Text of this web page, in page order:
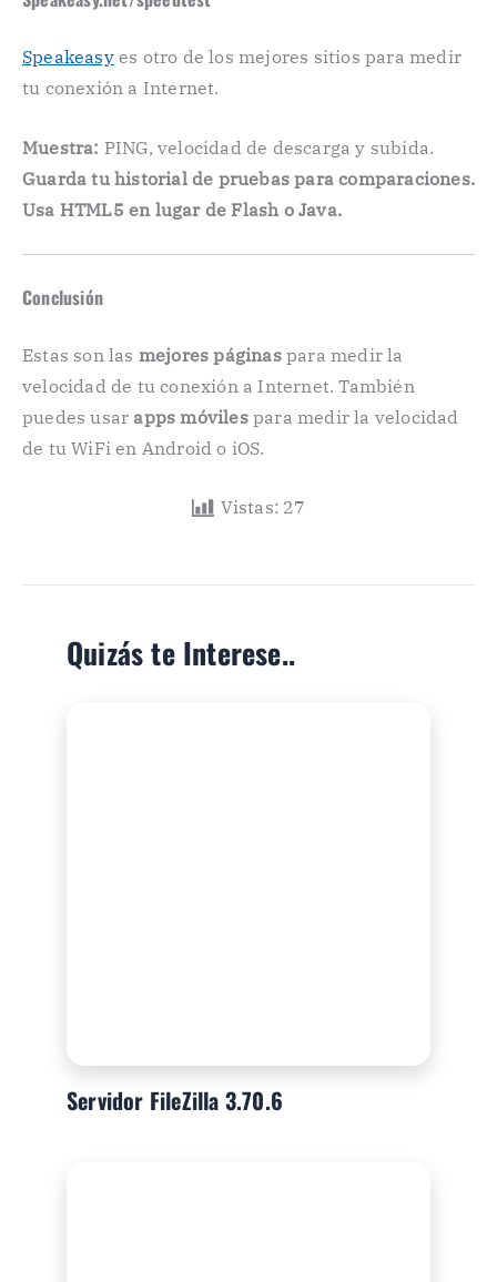
Speakeasyes otro de los mejores sitios para medir
tu conexión a Internet.
Muestra: PING, velocidad de descarga y subida.
Guarda tu historial de pruebas para comparaciones.
Usa HTML5 en lugar de Flash o Java.
Conclusión
Estas son las mejores páginaspara medir la
velocidad de tu conexión a Internet. También
puedes usar apps móvilespara medir la velocidad
de tu WiFi en Android o iOS.
Vistas: 27
Quizás te Interese..
Servidor FileZilla 3.70.6